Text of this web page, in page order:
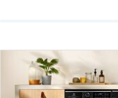
giặt cửa trên 9kg.